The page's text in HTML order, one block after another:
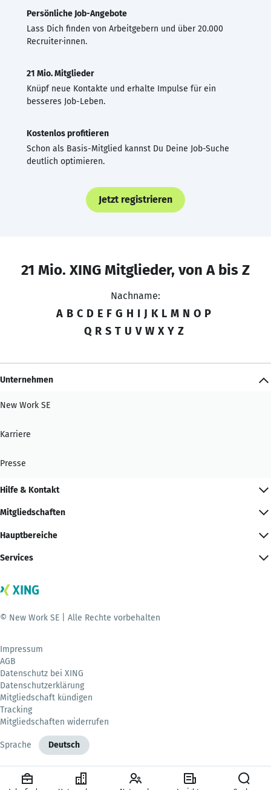
Persönliche Job-Angebote
Lass Dich finden von Arbeitgebern und über 20.000
Recruiter·innen.
21 Mio. Mitglieder
Knüpf neue Kontakte und erhalte Impulse für ein
besseres Job-Leben.
Kostenlos profitieren
Schon als Basis-Mitglied kannst Du Deine Job-Suche
deutlich optimieren.
Jetzt registrieren
21 Mio. XING Mitglieder, von A bis Z
Nachname:
A B C D E F G H I J K L M N O P
Q R S T U V W X Y Z
Unternehmen
New Work SE
Karriere
Presse
Hilfe & Kontakt
Mitgliedschaften
Hauptbereiche
Services
© New Work SE | Alle Rechte vorbehalten
Impressum
AGB
Datenschutz bei XING
Datenschutzerklärung
Mitgliedschaft kündigen
Tracking
Mitgliedschaften widerrufen
Sprache Deutsch